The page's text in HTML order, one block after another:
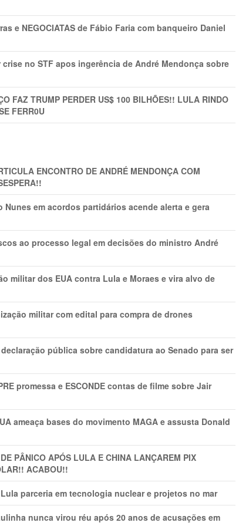
e NEGOCIATAS de Fábio Faria com banqueiro Daniel
no STF apos ingerência de André Mendonça sobre
FAZ TRUMP PERDER US$ 100 BILHÕES!! LULA RINDO
FERR0U
ENCONTRO DE ANDRÉ MENDONÇA COM
em acordos partidários acende alerta e gera
ao processo legal em decisões do ministro André
militar dos EUA contra Lula e Moraes e vira alvo de
militar com edital para compra de drones
pública sobre candidatura ao Senado para ser
promessa e ESCONDE contas de filme sobre Jair
ameaça bases do movimento MAGA e assusta Donald
PÂNlCO APÓS LULA E CHINA LANÇAREM PIX
ACABOU!!
parceria em tecnologia nuclear e projetos no mar
nunca virou réu após 20 anos de acusações em